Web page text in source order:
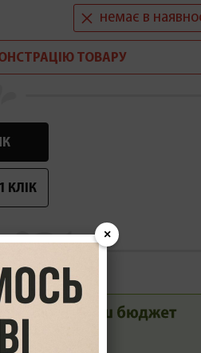
немає в
ЮТОВАРУ
КЛIК
×